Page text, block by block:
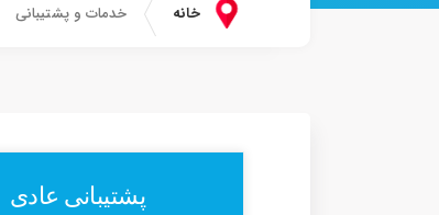
خانه خدمات و پشتیبانی
پشتیبانی عادی